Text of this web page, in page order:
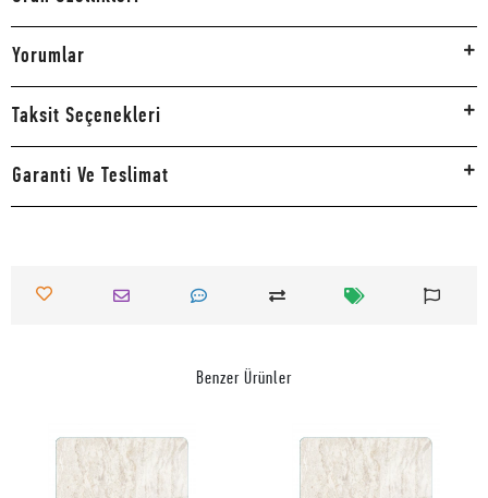
Yorumlar
Taksit Seçenekleri
Garanti Ve Teslimat
Benzer Ürünler